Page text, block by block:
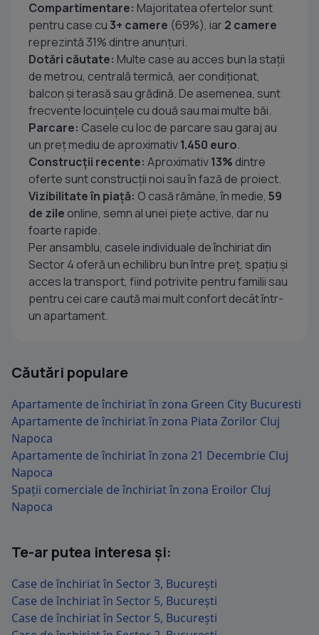
Compartimentare: Majoritatea ofertelor sunt
pentru case cu3+ camere (69%), iar2 camere
reprezintă 31% dintre anunțuri.
Dotări căutate: Multe case au acces bun la stații
de metrou, centrală termică, aer condiționat,
balcon și terasă sau grădină. De asemenea, sunt
frecvente locuințele cu două sau mai multe băi.
Parcare: Casele cu loc de parcare sau garaj au
un preț mediu de aproximativ1.450 euro.
Construcții recente: Aproximativ13% dintre
oferte sunt construcții noi sau în fază de proiect.
Vizibilitate în piață: O casă rămâne, în medie, 59
de zile online, semn al unei piețe active, dar nu
foarte rapide.
Per ansamblu, casele individuale de închiriat din
Sector 4 oferă un echilibru bun între preț, spațiu și
acces la transport, fiind potrivite pentru familii sau
pentru cei care caută mai mult confort decât într-
un apartament.
Căutări populare
Apartamente de închiriat în zona Green City Bucuresti
Apartamente de închiriat în zona Piata Zorilor Cluj
Napoca
Apartamente de închiriat în zona 21 Decembrie Cluj
Napoca
Spații comerciale de închiriat în zona Eroilor Cluj
Napoca
Te-ar putea interesa și:
Case de închiriat în Sector 3, București
Case de închiriat în Sector 5, București
Case de închiriat în Sector 5, București